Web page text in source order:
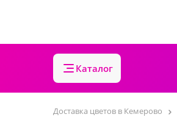
Каталог
Доставка цветов в Кемерово